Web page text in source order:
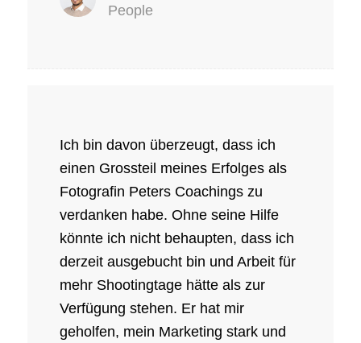
People
Ich bin davon überzeugt, dass ich
einen Grossteil meines Erfolges als
Fotografin Peters Coachings zu
verdanken habe. Ohne seine Hilfe
könnte ich nicht behaupten, dass ich
derzeit ausgebucht bin und Arbeit für
mehr Shootingtage hätte als zur
Verfügung stehen. Er hat mir
geholfen, mein Marketing stark und